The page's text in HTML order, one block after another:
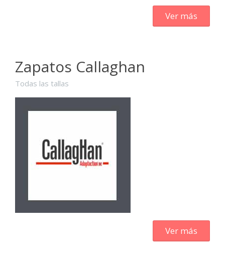
Ver más
Zapatos Callaghan
Todas las tallas
Ver más